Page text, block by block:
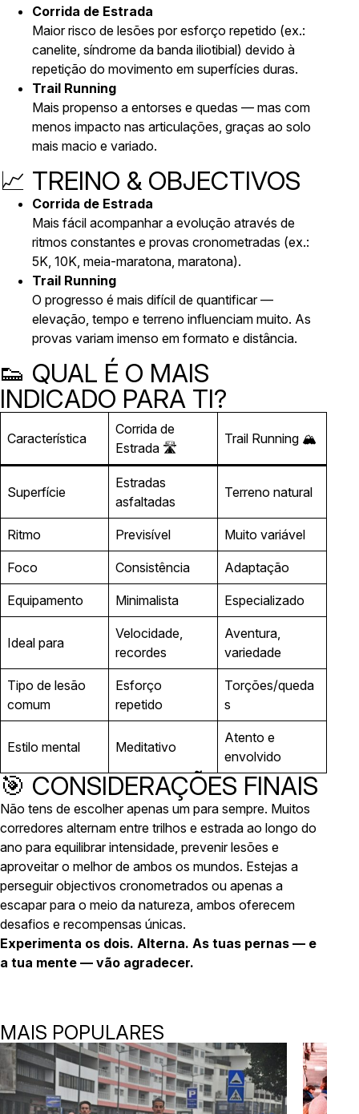
Corrida de Estrada
Maior risco de lesões por esforço repetido (ex.:
canelite, síndrome da banda iliotibial) devido à
repetição do movimento em superfícies duras.
Trail Running
Mais propenso a entorses e quedas — mas com
menos impacto nas articulações, graças ao solo
mais macio e variado.
📈 TREINO & OBJECTIVOS
Corrida de Estrada
Mais fácil acompanhar a evolução através de
ritmos constantes e provas cronometradas (ex.:
5K, 10K, meia-maratona, maratona).
Trail Running
O progresso é mais difícil de quantificar —
elevação, tempo e terreno influenciam muito. As
provas variam imenso em formato e distância.
👟 QUAL É O MAIS
INDICADO PARA TI?
Característica
Corrida de
Estrada 🛣️
Trail Running 🏔️
Superfície
Estradas
asfaltadas
Terreno natural
Ritmo Previsível Muito variável
Foco Consistência Adaptação
Equipamento Minimalista Especializado
Ideal para
Velocidade,
recordes
Aventura,
variedade
Tipo de lesão
comum
Esforço
repetido
Torções/queda
s
Estilo mental Meditativo
Atento e
envolvido
🎯 CONSIDERAÇÕES FINAIS
Não tens de escolher apenas um para sempre. Muitos
corredores alternam entre trilhos e estrada ao longo do
ano para equilibrar intensidade, prevenir lesões e
aproveitar o melhor de ambos os mundos. Estejas a
perseguir objectivos cronometrados ou apenas a
escapar para o meio da natureza, ambos oferecem
desafios e recompensas únicas.
Experimenta os dois. Alterna. As tuas pernas — e
a tua mente — vão agradecer.
MAIS POPULARES